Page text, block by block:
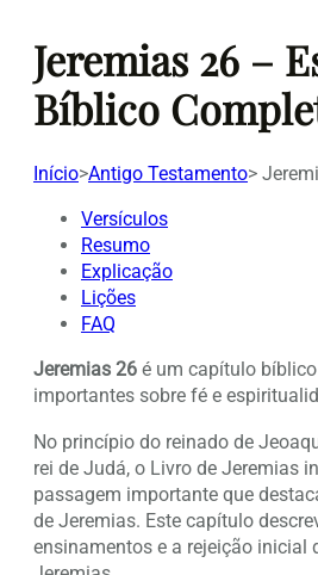
Jeremias 26 –
Bíblico
Início>Antigo Testamento>
Versículos
Resumo
Explicação
Lições
FAQ
Jeremias 26 é um capítulo
importantes sobre fé e
No princípio do reinado de
rei de Judá, o Livro de Jeremias
passagem importante que
de Jeremias. Este capítulo
ensinamentos e a rejeição inicial